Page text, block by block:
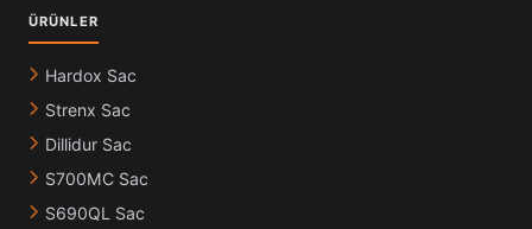
ÜRÜNLER
Hardox Sac
Strenx Sac
Dillidur Sac
S700MC Sac
S690QL Sac